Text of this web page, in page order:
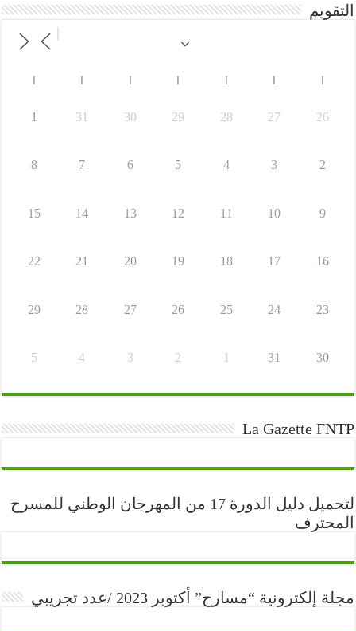
التقويم
ا ا ا ا ا ا ا
26
27
28
29
30
31
1
2
3
4
5
6
7
8
9
10
11
12
13
14
15
16
17
18
19
20
21
22
23
24
25
26
27
28
29
30
31
1
2
3
4
5
La Gazette FNTP
لتحميل دليل الدورة 17 من المهرجان الوطني للمسرح
المحترف
مجلة إلكترونية “مسارح” أكتوبر 2023 /عدد تجريبي